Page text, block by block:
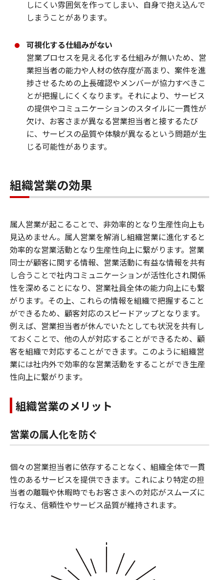
しにくい雰囲気を作ってしまい、自身で抱え込んで
しまうことがあります。
可視化する仕組みがない
営業プロセスを見える化する仕組みが無いため、営
業担当者の能力や人材の依存度が高まり、案件を進
捗させるための上長確認やメンバーが協力すべきこ
とが把握しにくくなります。それにより、サービス
の提供やコミュニケーションのスタイルに一貫性が
欠け、お客さまが異なる営業担当者と接するたび
に、サービスの品質や体験が異なるという問題が生
じる可能性があります。
組織営業の効果
属人営業が起こることで、非効率的となり生産性向上も
見込めません。属人営業を解消し組織営業に進化すると
効率的な営業活動となり生産性向上に繋がります。営業
同士が顧客に関する情報、営業活動に有益な情報を共有
し合うことで社内コミュニケーションが活性化され関係
性を深めることになり、営業社員全体の能力向上にも繋
がります。その上、これらの情報を組織で把握すること
ができるため、顧客対応のスピードアップとなります。
例えば、営業担当者が休んでいたとしても状況を共有し
ておくことで、他の人が対応することができるため、顧
客を組織で対応することができます。このように組織営
業には社内外で効率的な営業活動をすることができ生産
性向上に繋がります。
組織営業のメリット
営業の属人化を防ぐ
個々の営業担当者に依存することなく、組織全体で一貫
性のあるサービスを提供できます。これにより特定の担
当者の離職や休暇時でもお客さまへの対応がスムーズに
行なえ、信頼性やサービス品質が維持されます。